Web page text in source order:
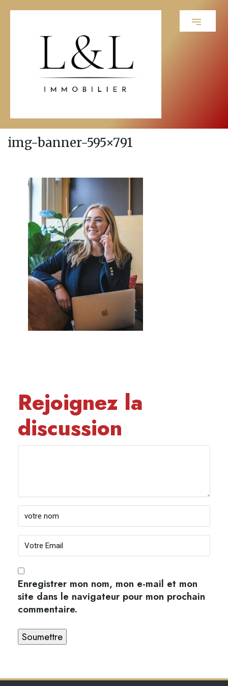
img-banner-595×791
Rejoignez la
discussion
Enregistrer mon nom, mon e-mail et mon
site dans le navigateur pour mon prochain
commentaire.